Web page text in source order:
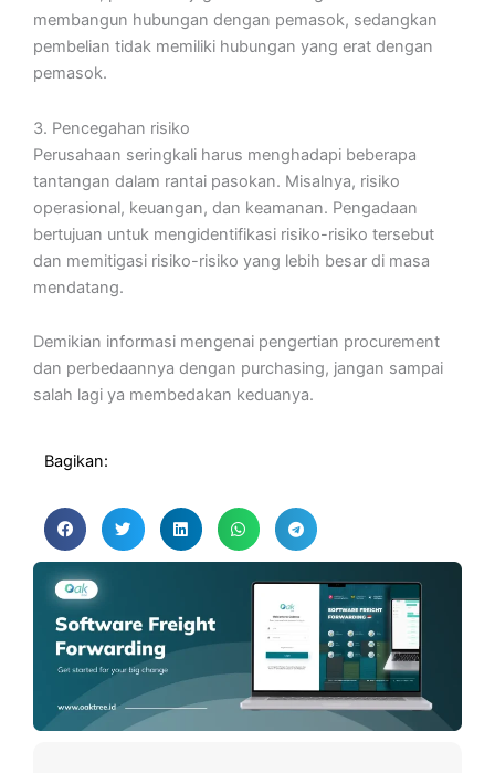
membangun hubungan dengan pemasok, sedangkan
pembelian tidak memiliki hubungan yang erat dengan
pemasok.
3. Pencegahan risiko
Perusahaan seringkali harus menghadapi beberapa
tantangan dalam rantai pasokan. Misalnya, risiko
operasional, keuangan, dan keamanan. Pengadaan
bertujuan untuk mengidentifikasi risiko-risiko tersebut
dan memitigasi risiko-risiko yang lebih besar di masa
mendatang.
Demikian informasi mengenai pengertian procurement
dan perbedaannya dengan purchasing, jangan sampai
salah lagi ya membedakan keduanya.
Bagikan: